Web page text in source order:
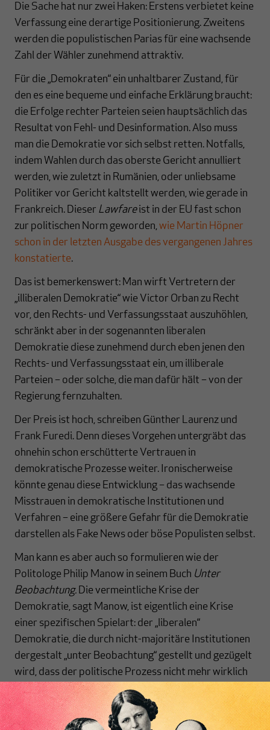
Die Sache hat nur zwei Haken: Erstens verbietet keine
Verfassung eine derartige Positionierung. Zweitens
werden die populistischen Parias für eine wachsende
Zahl der Wähler zunehmend attraktiv.
Für die „Demokraten“ ein unhaltbarer Zustand, für
den es eine bequeme und einfache Erklärung braucht:
die Erfolge rechter Parteien seien hauptsächlich das
Resultat von Fehl- und Desinformation. Also muss
man die Demokratie vor sich selbst retten. Notfalls,
indem Wahlen durch das oberste Gericht annulliert
werden, wie zuletzt in Rumänien, oder unliebsame
Politiker vor Gericht kaltstellt werden, wie gerade in
Frankreich. Dieser Lawfareist in der EU fast schon
zur politischen Norm geworden,wie Martin Höpner
schon in der letzten Ausgabe des vergangenen Jahres
konstatierte.
Das ist bemerkenswert: Man wirft Vertretern der
„illiberalen Demokratie“ wie Victor Orban zu Recht
vor, den Rechts- und Verfassungsstaat auszuhöhlen,
schränkt aber in der sogenannten liberalen
Demokratie diese zunehmend durch eben jenen den
Rechts- und Verfassungsstaat ein, um illiberale
Parteien – oder solche, die man dafür hält – von der
Regierung fernzuhalten.
Der Preis ist hoch, schreiben Günther Laurenz und
Frank Furedi. Denn dieses Vorgehen untergräbt das
ohnehin schon erschütterte Vertrauen in
demokratische Prozesse weiter. Ironischerweise
könnte genau diese Entwicklung – das wachsende
Misstrauen in demokratische Institutionen und
Verfahren – eine größere Gefahr für die Demokratie
darstellen als Fake News oder böse Populisten selbst.
Man kann es aber auch so formulieren wie der
Politologe Philip Manow in seinem Buch Unter
Beobachtung. Die vermeintliche Krise der
Demokratie, sagt Manow, ist eigentlich eine Krise
einer spezifischen Spielart: der „liberalen“
Demokratie, die durch nicht-majoritäre Institutionen
dergestalt „unter Beobachtung“ gestellt und gezügelt
wird, dass der politische Prozess nicht mehr wirklich
offen ist. Allein den Talk zwischen Alice Weidel und
Elon Musk auf X sollen bis zu 150 EU-Beamte
"überwacht" haben. Noch Fragen?